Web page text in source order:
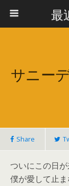
最
サニー
Share
ついにこの日が
僕が愛して止